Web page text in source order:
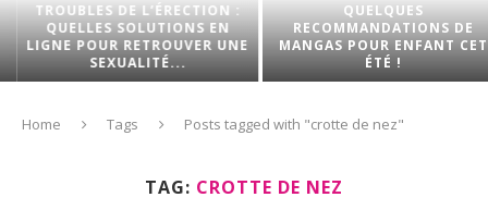
TROUBLES DE L’ÉRECTION :
QUELLES SOLUTIONS EN
LIGNE POUR RETROUVER UNE
SEXUALITÉ...
QUELQUES
RECOMMANDATIONS DE
MANGAS POUR ENFANT CET
ÉTÉ !
Home Tags Posts tagged with "crotte de nez"
TAG: CROTTE DE NEZ